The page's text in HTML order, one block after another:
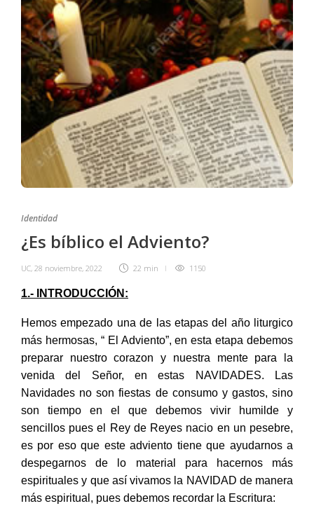
Identidad
¿Es bíblico el Adviento?
UC, 28 noviembre, 2022 22 min 1150
1.- INTRODUCCIÓN:
Hemos empezado una de las etapas del año liturgico
más hermosas, “ El Adviento”, en esta etapa debemos
preparar nuestro corazon y nuestra mente para la
venida del Señor, en estas NAVIDADES. Las
Navidades no son fiestas de consumo y gastos, sino
son tiempo en el que debemos vivir humilde y
sencillos pues el Rey de Reyes nacio en un pesebre,
es por eso que este adviento tiene que ayudarnos a
despegarnos de lo material para hacernos más
espirituales y que así vivamos la NAVIDAD de manera
más espiritual, pues debemos recordar la Escritura: